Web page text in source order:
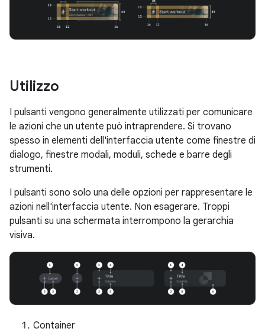
Utilizzo
I pulsanti vengono generalmente utilizzati per comunicare
le azioni che un utente può intraprendere. Si trovano
spesso in elementi dell'interfaccia utente come finestre di
dialogo, finestre modali, moduli, schede e barre degli
strumenti.
I pulsanti sono solo una delle opzioni per rappresentare le
azioni nell'interfaccia utente. Non esagerare. Troppi
pulsanti su una schermata interrompono la gerarchia
visiva.
Container